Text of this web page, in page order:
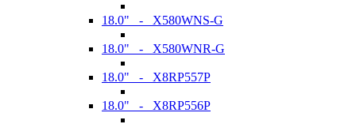
18.0" - X580WNS-G
18.0" - X580WNR-G
18.0" - X8RP557P
18.0" - X8RP556P